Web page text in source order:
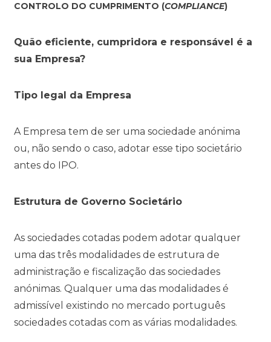
CONTROLO DO CUMPRIMENTO (COMPLIANCE)
Quão eficiente, cumpridora e responsável é a
sua Empresa?
Tipo legal da Empresa
A Empresa tem de ser uma sociedade anónima
ou, não sendo o caso, adotar esse tipo societário
antes do IPO.
Estrutura de Governo Societário
As sociedades cotadas podem adotar qualquer
uma das três modalidades de estrutura de
administração e fiscalização das sociedades
anónimas. Qualquer uma das modalidades é
admissível existindo no mercado português
sociedades cotadas com as várias modalidades.